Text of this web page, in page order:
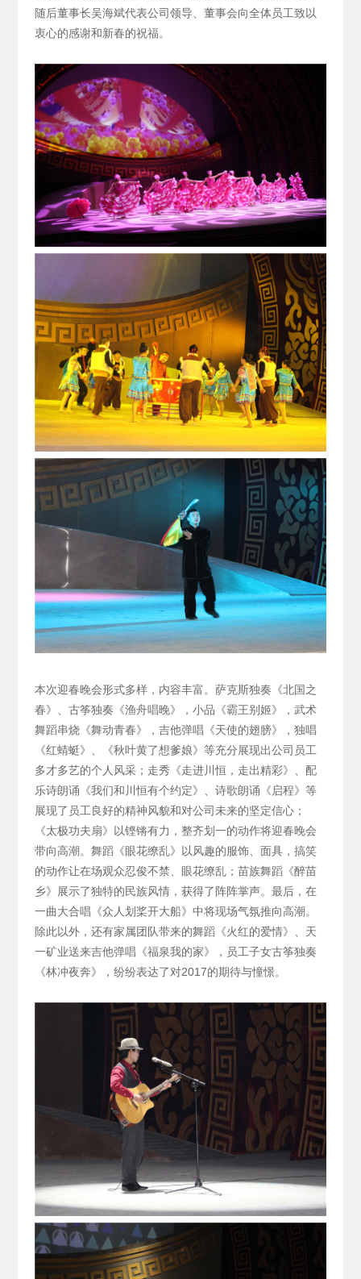
随后董事长吴海斌代表公司领导、董事会向全体员工致以
衷心的感谢和新春的祝福。
本次迎春晚会形式多样，内容丰富。萨克斯独奏《北国之
春》、古筝独奏《渔舟唱晚》，小品《霸王别姬》，武术
舞蹈串烧《舞动青春》，吉他弹唱《天使的翅膀》，独唱
《红蜻蜓》、《秋叶黄了想爹娘》等充分展现出公司员工
多才多艺的个人风采；走秀《走进川恒，走出精彩》、配
乐诗朗诵《我们和川恒有个约定》、诗歌朗诵《启程》等
展现了员工良好的精神风貌和对公司未来的坚定信心；
《太极功夫扇》以铿锵有力，整齐划一的动作将迎春晚会
带向高潮。舞蹈《眼花缭乱》以风趣的服饰、面具，搞笑
的动作让在场观众忍俊不禁、眼花缭乱；苗族舞蹈《醉苗
乡》展示了独特的民族风情，获得了阵阵掌声。最后，在
一曲大合唱《众人划桨开大船》中将现场气氛推向高潮。
除此以外，还有家属团队带来的舞蹈《火红的爱情》、天
一矿业送来吉他弹唱《福泉我的家》，员工子女古筝独奏
《林冲夜奔》，纷纷表达了对2017的期待与憧憬。